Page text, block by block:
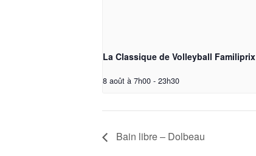
La Classique de Volleyball Familiprix
8 août à 7h00 - 23h30
Bain libre – Dolbeau